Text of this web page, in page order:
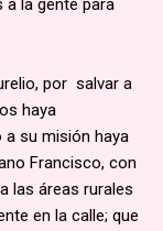
la gente para
por salvar a
haya
a su misión haya
Francisco, con
las áreas rurales
en la calle; que